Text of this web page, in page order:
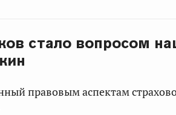
стало вопросом
правовым аспектам